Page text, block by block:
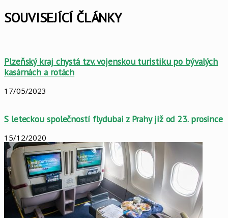
SOUVISEJÍCÍ ČLÁNKY
Plzeňský kraj chystá tzv. vojenskou turistiku po bývalých
kasárnách a rotách
17/05/2023
S leteckou společností flydubai z Prahy již od 23. prosince
15/12/2020